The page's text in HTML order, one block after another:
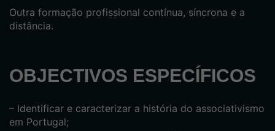
Outra formação profissional contínua, síncrona e a
distância.
OBJECTIVOS ESPECÍFICOS
– Identificar e caracterizar a história do associativismo
em Portugal;